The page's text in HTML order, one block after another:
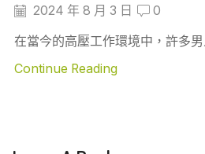
2024 年 8 月 3 日 0
在當今的高壓工作環境中，許多男
Continue Reading